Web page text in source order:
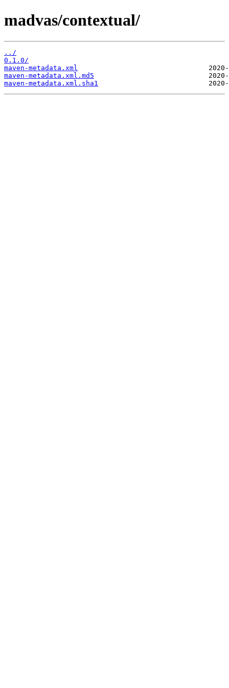
madvas/contextual/
../
0.1.0/
maven-metadata.xml
maven-metadata.xml.md5
maven-metadata.xml.sha1